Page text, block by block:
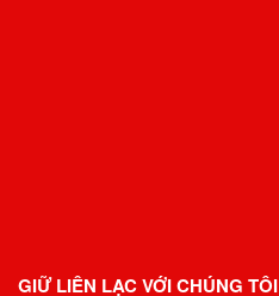
GIỮ LIÊN LẠC VỚI CHÚNG TÔI